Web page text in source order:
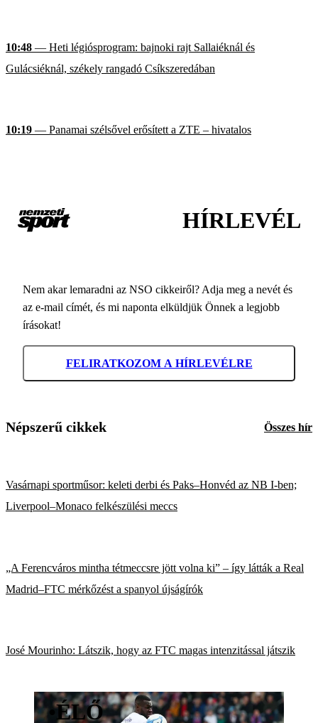
10:48 — Heti légiósprogram: bajnoki rajt Sallaiéknál és
Gulácsiéknál, székely rangadó Csíkszeredában
10:19 — Panamai szélsővel erősített a ZTE – hivatalos
HÍRLEVÉL
Nem akar lemaradni az NSO cikkeiről? Adja meg a nevét és
az e-mail címét, és mi naponta elküldjük Önnek a legjobb
írásokat!
FELIRATKOZOM A HÍRLEVÉLRE
Népszerű cikkek Összes hír
Vasárnapi sportműsor: keleti derbi és Paks–Honvéd az NB I-ben;
Liverpool–Monaco felkészülési meccs
„A Ferencváros mintha tétmeccsre jött volna ki” – így látták a Real
Madrid–FTC mérkőzést a spanyol újságírók
José Mourinho: Látszik, hogy az FTC magas intenzitással játszik
•ÉLŐ